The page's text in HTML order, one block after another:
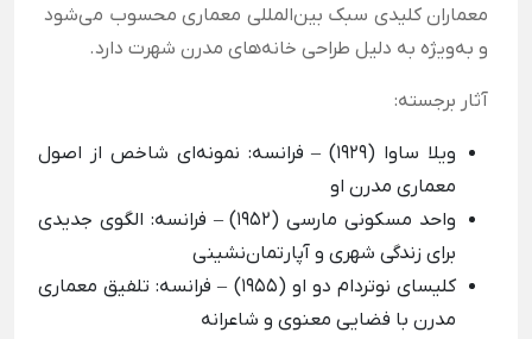
معماران کلیدی سبک بین‌المللی معماری محسوب می‌شود
و به‌ویژه به دلیل طراحی خانه‌های مدرن شهرت دارد.
آثار برجسته:
ویلا ساوا (1929) –فرانسه: نمونه‌ای شاخص از اصول
معماری مدرن او
واحد مسکونی مارسی (1952)
– فرانسه: الگوی جدیدی
برای زندگی شهری و آپارتمان‌نشینی
کلیسای نوتردام دو او (1955)
–فرانسه: تلفیق معماری
مدرن با فضایی معنوی و شاعرانه